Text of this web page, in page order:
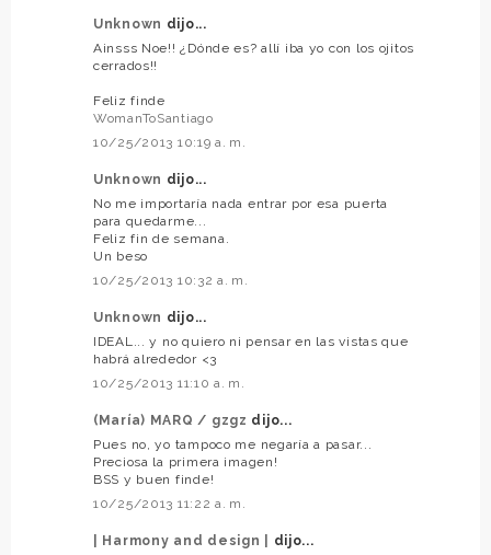
Unknown dijo...
Ainsss Noe!! ¿Dónde es? allí iba yo con los ojitos
cerrados!!
Feliz finde
WomanToSantiago
10/25/2013 10:19 a. m.
Unknown dijo...
No me importaría nada entrar por esa puerta
para quedarme...
Feliz fin de semana.
Un beso
10/25/2013 10:32 a. m.
Unknown dijo...
IDEAL... y no quiero ni pensar en las vistas que
habrá alrededor <3
10/25/2013 11:10 a. m.
(María) MARQ / gzgz dijo...
Pues no, yo tampoco me negaría a pasar...
Preciosa la primera imagen!
BSS y buen finde!
10/25/2013 11:22 a. m.
| Harmony and design |
dijo...